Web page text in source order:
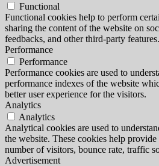
Functional
Functional cookies help to perform
sharing the content of the website on
feedbacks, and other third-party features.
Performance
Performance
Performance cookies are used to
performance indexes of the website
better user experience for the visitors.
Analytics
Analytics
Analytical cookies are used to
the website. These cookies help
number of visitors, bounce rate, traffic
Advertisement